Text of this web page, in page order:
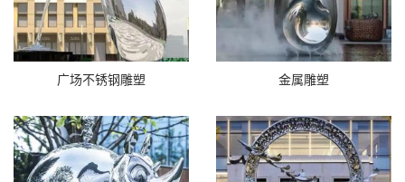
广场不锈钢雕塑 金属雕塑